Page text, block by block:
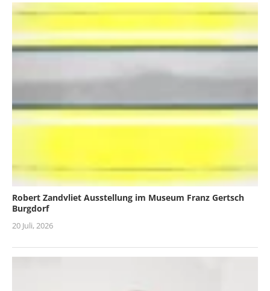
Robert Zandvliet Ausstellung im Museum Franz Gertsch
Burgdorf
20 Juli, 2026